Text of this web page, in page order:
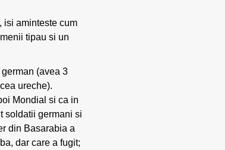
isi aminteste cum
tipau si un
(avea 3
ureche).
Mondial si ca in
soldatii germani si
din Basarabia a
dar care a fugit;